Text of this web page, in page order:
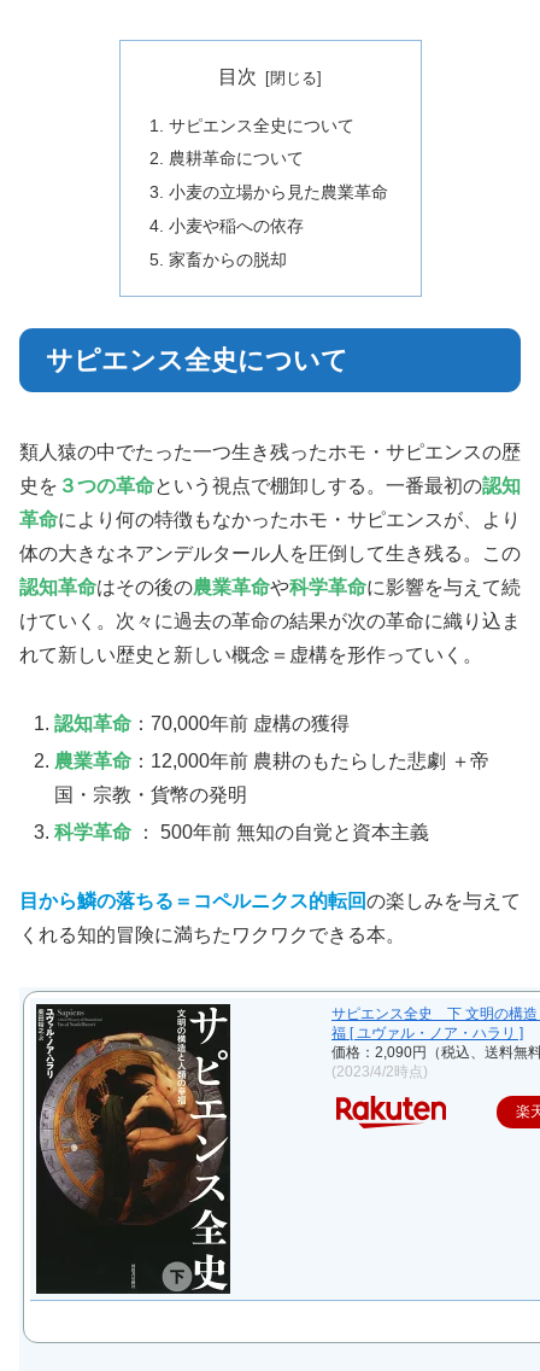
目次
サピエンス全史について
農耕革命について
小麦の立場から見た農業革命
小麦や稲への依存
家畜からの脱却
サピエンス全史について
類人猿の中でたった一つ生き残ったホモ・サピエンスの歴
史を ３つの革命という視点で棚卸しする。一番最初の認知
革命により何の特徴もなかったホモ・サピエンスが、より
体の大きなネアンデルタール人を圧倒して生き残る。この
認知革命はその後の農業革命や科学革命に影響を与えて続
けていく。次々に過去の革命の結果が次の革命に織り込ま
れて新しい歴史と新しい概念＝虚構を形作っていく。
認知革命 ：70,000年前 虚構の獲得
農業革命 ：12,000年前 農耕のもたらした悲劇 ＋帝
国・宗教・貨幣の発明
科学革命 ： 500年前 無知の自覚と資本主義
目から鱗の落ちる＝コペルニクス的転回の楽しみを与えて
くれる知的冒険に満ちたワクワクできる本。
サピエンス全史 下 文明の構造
福 [ ユヴァル・ノア・ハラリ ]
価格：2,090円（税込、送料無
(2023/4/2時点)
楽